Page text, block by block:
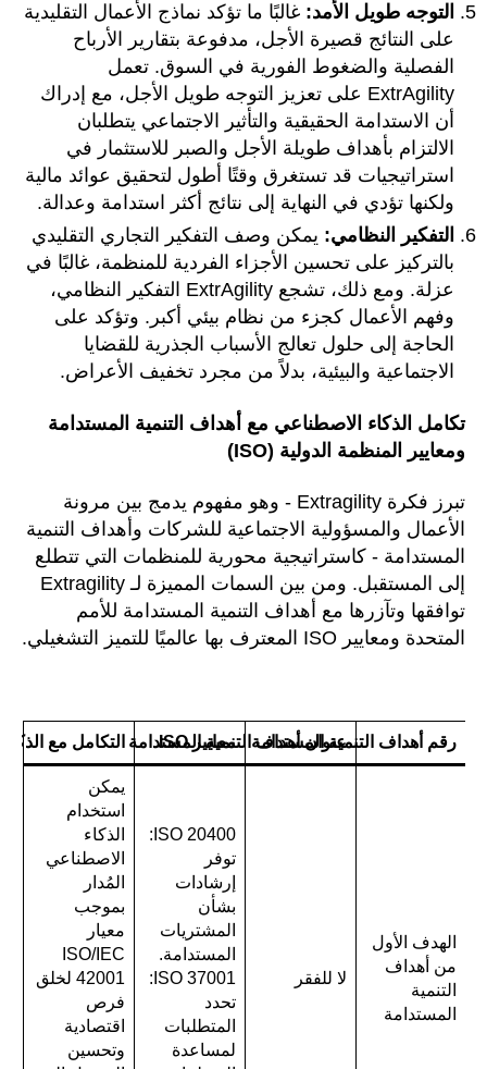
التوجه طويل الأمد: غالبًا ما تؤكد نماذج الأعمال التقليدية
على النتائج قصيرة الأجل، مدفوعة بتقارير الأرباح
الفصلية والضغوط الفورية في السوق. تعمل
ExtrAgility على تعزيز التوجه طويل الأجل، مع إدراك
أن الاستدامة الحقيقية والتأثير الاجتماعي يتطلبان
الالتزام بأهداف طويلة الأجل والصبر للاستثمار في
استراتيجيات قد تستغرق وقتًا أطول لتحقيق عوائد مالية
ولكنها تؤدي في النهاية إلى نتائج أكثر استدامة وعدالة.
التفكير النظامي: يمكن وصف التفكير التجاري التقليدي
بالتركيز على تحسين الأجزاء الفردية للمنظمة، غالبًا في
عزلة. ومع ذلك، تشجع ExtrAgility التفكير النظامي،
وفهم الأعمال كجزء من نظام بيئي أكبر. وتؤكد على
الحاجة إلى حلول تعالج الأسباب الجذرية للقضايا
الاجتماعية والبيئية، بدلاً من مجرد تخفيف الأعراض.
تكامل الذكاء الاصطناعي مع أهداف التنمية المستدامة
ومعايير المنظمة الدولية (ISO)
تبرز فكرة Extragility - وهو مفهوم يدمج بين مرونة
الأعمال والمسؤولية الاجتماعية للشركات وأهداف التنمية
المستدامة - كاستراتيجية محورية للمنظمات التي تتطلع
إلى المستقبل. ومن بين السمات المميزة لـ Extragility
توافقها وتآزرها مع أهداف التنمية المستدامة للأمم
المتحدة ومعايير ISO المعترف بها عالميًا للتميز التشغيلي.
رقم أهداف التنمية المستدامةعنوان أهداف التنمية المستدامة
معايير ISO التكامل مع
الهدف الأول
من أهداف
التنمية
المستدامة
لا للفقر
ISO 20400:
توفر
إرشادات
بشأن
المشتريات
المستدامة.
ISO 37001:
تحدد
المتطلبات
لمساعدة
يمكن
استخدام
الذكاء
الاصطناعي
المُدار
بموجب
معيار
ISO/IEC
42001 لخلق
فرص
اقتصادية
وتحسين